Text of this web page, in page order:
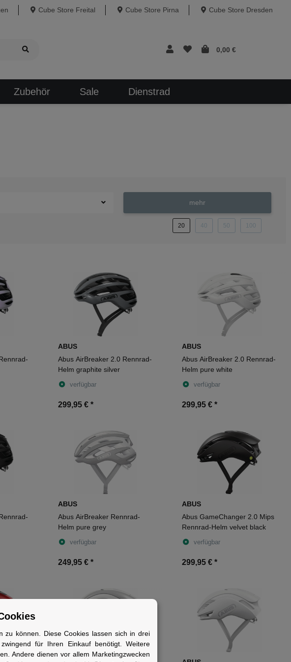
Cube Store Freital Cube Store Pirna Cube Store Dresden
0,00 €
Zubehör Sale Dienstrad
mehr
20 40 50 100
ABUS
Abus AirBreaker 2.0 Rennrad-
Helm graphite silver
verfügbar
299,95 € *
ABUS
Abus AirBreaker 2.0 Rennrad-
Helm pure white
verfügbar
299,95 € *
ABUS
Abus AirBreaker Rennrad-
Helm pure grey
verfügbar
249,95 € *
ABUS
Abus GameChanger 2.0 Mips
Rennrad-Helm velvet black
verfügbar
299,95 € *
zu können. Diese Cookies lassen sich in drei
für Ihren Einkauf benötigt. Weitere
Andere dienen vor allem Marketingzwecken